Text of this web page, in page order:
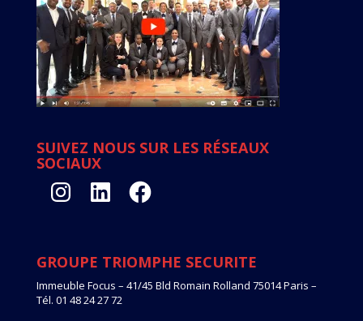
SUIVEZ NOUS SUR LES RÉSEAUX
SOCIAUX
InstagramLinkedIn Facebook
GROUPE TRIOMPHE SECURITE
Immeuble Focus – 41/45 Bld Romain Rolland 75014 Paris –
Tél. 01 48 24 27 72